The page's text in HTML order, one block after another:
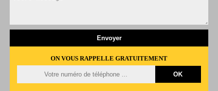
ON VOUS RAPPELLE GRATUITEMENT